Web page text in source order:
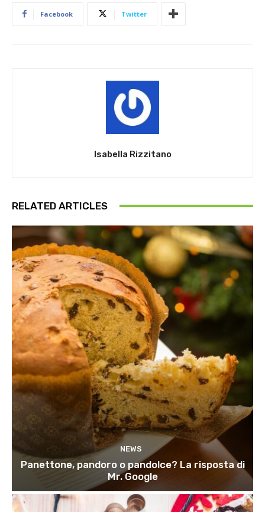
Facebook Twitter
Isabella Rizzitano
RELATED ARTICLES
NEWS
Panettone, pandoro o pandolce? La risposta di
Mr. Google